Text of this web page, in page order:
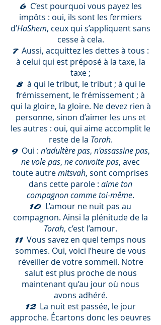
6 C’est pourquoi vous payez les
impôts : oui, ils sont les fermiers
d’HaShem, ceux qui s’appliquent sans
cesse à cela.
7 Aussi, acquittez les dettes à tous :
à celui qui est préposé à la taxe, la
taxe ;
8 à qui le tribut, le tribut ; à qui le
frémissement, le frémissement ; à
qui la gloire, la gloire. Ne devez rien à
personne, sinon d’aimer les uns et
les autres : oui, qui aime accomplit le
reste de la Torah.
9 Oui : n’adultère pas, n'assassine pas,
ne vole pas, ne convoite pas, avec
toute autremitsvah, sont comprises
dans cette parole : aime ton
compagnon comme toi-même.
10 L’amour ne nuit pas au
compagnon. Ainsi la plénitude de la
Torah, c’est l’amour.
11 Vous savez en quel temps nous
sommes. Oui, voici l’heure de vous
réveiller de votre sommeil. Notre
salut est plus proche de nous
maintenant qu’au jour où nous
avons adhéré.
12 La nuit est passée, le jour
approche. Écartons donc les oeuvres